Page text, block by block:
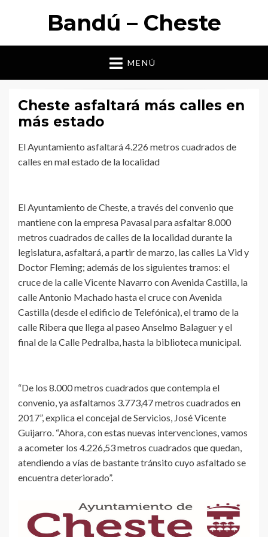
Bandú – Cheste
MENÚ
Cheste asfaltará más calles en
más estado
El Ayuntamiento asfaltará 4.226 metros cuadrados de
calles en mal estado de la localidad
El Ayuntamiento de Cheste, a través del convenio que
mantiene con la empresa Pavasal para asfaltar 8.000
metros cuadrados de calles de la localidad durante la
legislatura, asfaltará, a partir de marzo, las calles La Vid y
Doctor Fleming; además de los siguientes tramos: el
cruce de la calle Vicente Navarro con Avenida Castilla, la
calle Antonio Machado hasta el cruce con Avenida
Castilla (desde el edificio de Telefónica), el tramo de la
calle Ribera que llega al paseo Anselmo Balaguer y el
final de la Calle Pedralba, hasta la biblioteca municipal.
“De los 8.000 metros cuadrados que contempla el
convenio, ya asfaltamos 3.773,47 metros cuadrados en
2017”, explica el concejal de Servicios, José Vicente
Guijarro. “Ahora, con estas nuevas intervenciones, vamos
a acometer los 4.226,53 metros cuadrados que quedan,
atendiendo a vías de bastante tránsito cuyo asfaltado se
encuentra deteriorado”.